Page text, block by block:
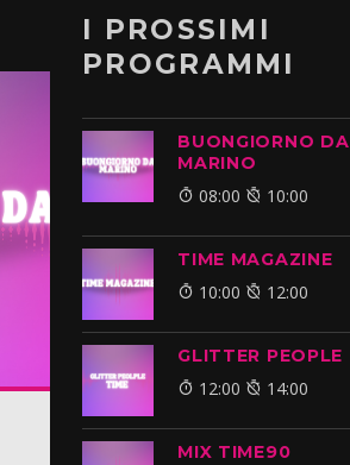
I PROSSIMI
PROGRAMMI
BUONGIORNO DA
MARINO
08:00 10:00
TIME MAGAZINE
10:00 12:00
GLITTER PEOPLE
12:00 14:00
MIX TIME90